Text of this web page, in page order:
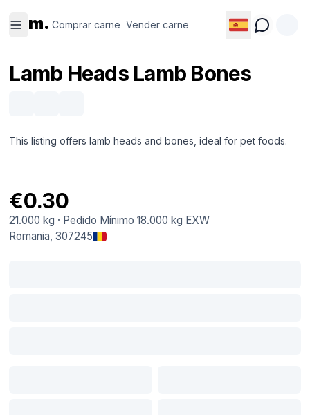
m. Comprar carne Vender carne
carne
carne
Lamb Heads Lamb Bones
This listing offers lamb heads and bones, ideal for pet foods.
€0.30
21.000 kg · Pedido Mínimo 18.000 kg EXW
Romania, 307245